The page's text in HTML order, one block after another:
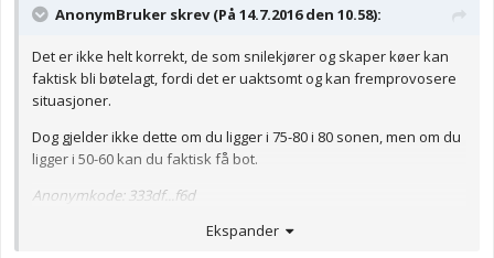
AnonymBruker skrev (På 14.7.2016 den 10.58):
Det er ikke helt korrekt, de som snilekjører og skaper køer kan
faktisk bli bøtelagt, fordi det er uaktsomt og kan fremprovosere
situasjoner.
Dog gjelder ikke dette om du ligger i 75-80 i 80 sonen, men om du
ligger i 50-60 kan du faktisk få bot.
Anonymkode: 333df...f6d
Ekspander